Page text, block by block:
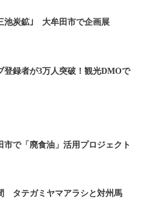
池炭鉱｣ 大牟田市で企画展
登録者が3万人突破！観光DMOで
で「廃食油」活用プロジェクト
タテガミヤマアラシと対州馬